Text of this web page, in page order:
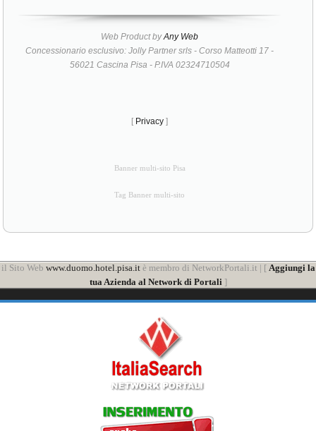
Web Product byAny Web
Concessionario esclusivo: Jolly Partner srls - Corso Matteotti 17 -
56021 Cascina Pisa - P.IVA 02324710504
[ Privacy ]
Banner multi-sito Pisa
Tag Banner multi-sito
il Sito Web www.duomo.hotel.pisa.itè membro di NetworkPortali.it | [ Aggiungi la
tua Azienda al Network di Portali ]